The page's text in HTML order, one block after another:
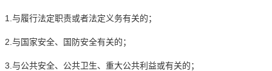
1.与履行法定职责或者法定义务有关的；
2.与国家安全、国防安全有关的；
3.与公共安全、公共卫生、重大公共利益或有关的；